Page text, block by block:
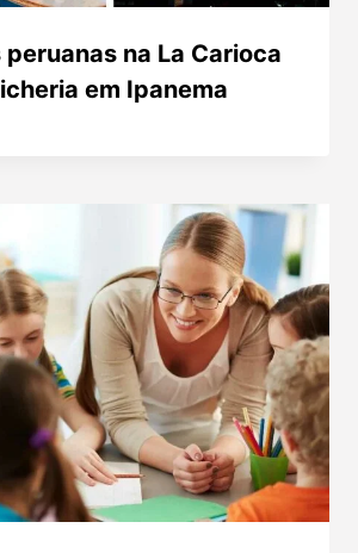
peruanas na La Carioca
em Ipanema